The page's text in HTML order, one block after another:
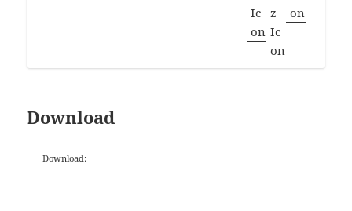
Download
Download: